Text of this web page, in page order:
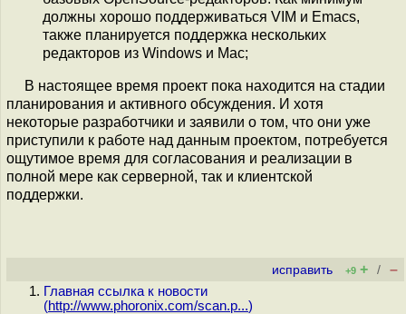
должны хорошо поддерживаться VIM и Emacs,
также планируется поддержка нескольких
редакторов из Windows и Mac;
В настоящее время проект пока находится на стадии
планирования и активного обсуждения. И хотя
некоторые разработчики и заявили о том, что они уже
приступили к работе над данным проектом, потребуется
ощутимое время для согласования и реализации в
полной мере как серверной, так и клиентской
поддержки.
исправить +9 + / –
Главная ссылка к новости
(http://www.phoronix.com/scan.p...)